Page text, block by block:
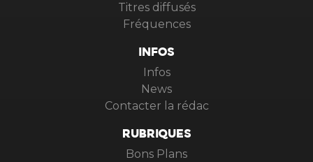
Titres diffusés
Fréquences
INFOS
Infos
News
Contacter la rédac
RUBRIQUES
Bons Plans